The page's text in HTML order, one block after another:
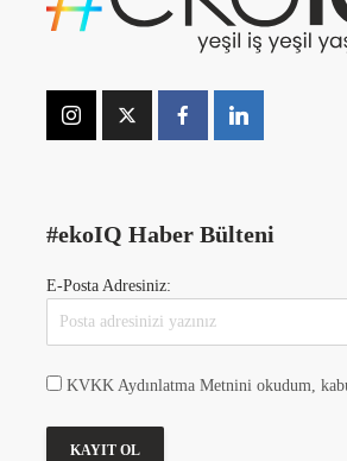
#ekoIQ Haber Bülteni
E-Posta Adresiniz:
KVKK Aydınlatma Metnini okudum,